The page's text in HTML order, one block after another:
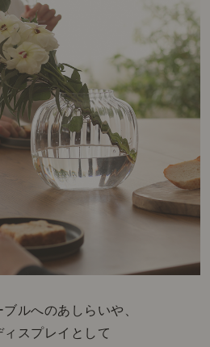
ルへのあしらいや、
スプレイとして